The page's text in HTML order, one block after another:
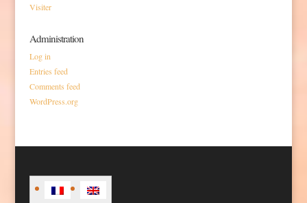
Visiter
Administration
Log in
Entries feed
Comments feed
WordPress.org